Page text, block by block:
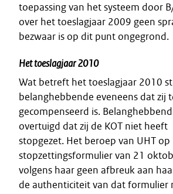
toepassing van het systeem door
over het toeslagjaar 2009 geen
bezwaar is op dit punt ongegrond.
Het toeslagjaar 2010
Wat betreft het toeslagjaar 2010
belanghebbende eveneens dat zij
gecompenseerd is.
overtuigd dat zij de KOT niet heeft
stopgezet. Het beroep van UHT op
stopzettingsformulier van 21
volgens haar geen afbreuk aan
de authenticiteit van dat formulier